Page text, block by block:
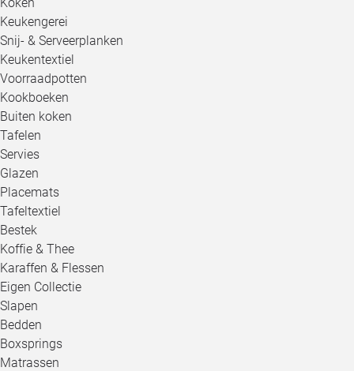
Keukengerei
Snij- & Serveerplanken
Keukentextiel
Voorraadpotten
Kookboeken
Buiten koken
Tafelen
Servies
Glazen
Placemats
Tafeltextiel
Bestek
Koffie & Thee
Karaffen & Flessen
Eigen Collectie
Slapen
Bedden
Boxsprings
Matrassen